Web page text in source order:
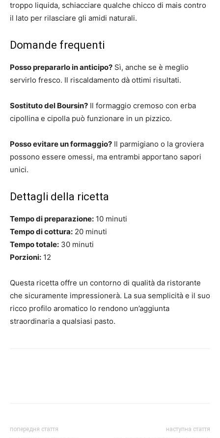
troppo liquida, schiacciare qualche chicco di mais contro
il lato per rilasciare gli amidi naturali.
Domande frequenti
Posso prepararlo in anticipo? Sì, anche se è meglio
servirlo fresco. Il riscaldamento dà ottimi risultati.
Sostituto del Boursin? Il formaggio cremoso con erba
cipollina e cipolla può funzionare in un pizzico.
Posso evitare un formaggio? Il parmigiano o la groviera
possono essere omessi, ma entrambi apportano sapori
unici.
Dettagli della ricetta
Tempo di preparazione: 10 minuti
Tempo di cottura: 20 minuti
Tempo totale: 30 minuti
Porzioni: 12
Questa ricetta offre un contorno di qualità da ristorante
che sicuramente impressionerà. La sua semplicità e il suo
ricco profilo aromatico lo rendono un’aggiunta
straordinaria a qualsiasi pasto.
попередня стаття наступна стаття